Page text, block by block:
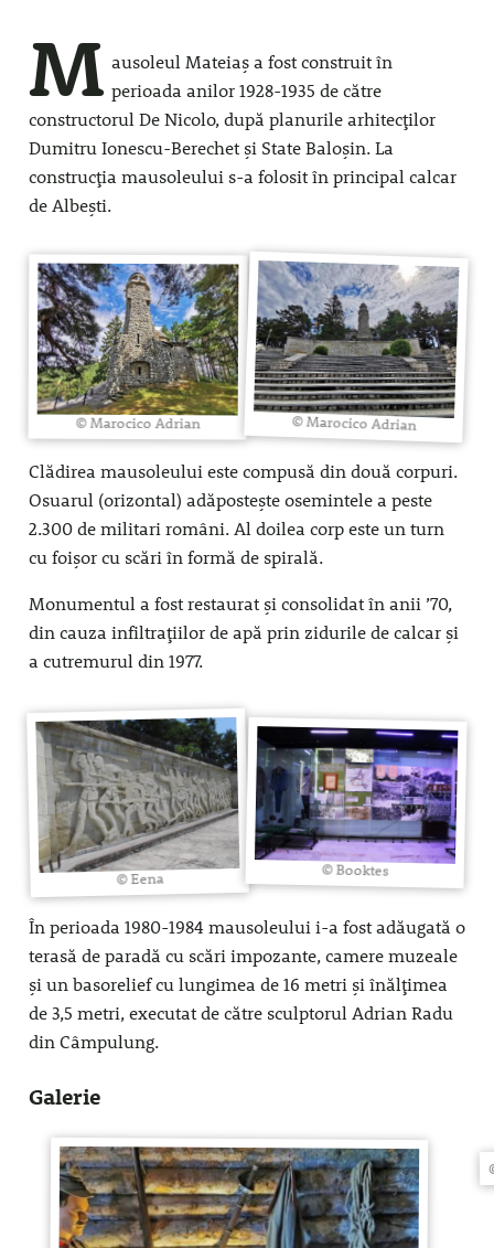
M ausoleul Mateiaș a fost construit în
perioada anilor 1928-1935 de către
constructorul De Nicolo, după planurile arhitecților
Dumitru Ionescu-Berechet și State Baloșin. La
construcția mausoleului s-a folosit în principal calcar
de Albești.
© Marocico Adrian © Marocico Adrian
Clădirea mausoleului este compusă din două corpuri.
Osuarul (orizontal) adăpostește osemintele a peste
2.300 de militari români. Al doilea corp este un turn
cu foișor cu scări în formă de spirală.
Monumentul a fost restaurat și consolidat în anii ’70,
din cauza infiltrațiilor de apă prin zidurile de calcar și
a cutremurul din 1977.
© Eena © Booktes
În perioada 1980-1984 mausoleului i-a fost adăugată o
terasă de paradă cu scări impozante, camere muzeale
și un basorelief cu lungimea de 16 metri și înălțimea
de 3,5 metri, executat de către sculptorul Adrian Radu
din Câmpulung.
Galerie